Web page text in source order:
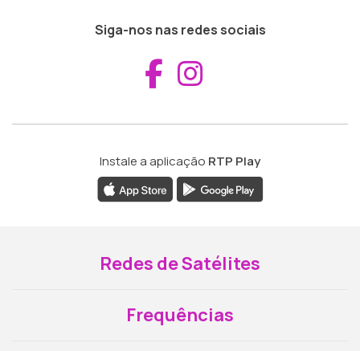
Siga-nos nas redes sociais
Aceder ao
Instale a aplicação RTP Play
Redes de Satélites
Frequências